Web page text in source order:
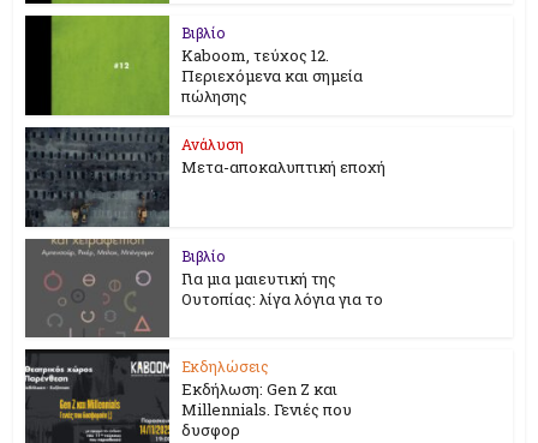
Βιβλίο
Kaboom, τεύχος 12.
Περιεχόμενα και σημεία
πώλησης
Ανάλυση
Μετα-αποκαλυπτική εποχή
Βιβλίο
Για μια μαιευτική της
Ουτοπίας: λίγα λόγια για το
Εκδηλώσεις
Εκδήλωση: Gen Z και
Millennials. Γενιές που
δυσφορ